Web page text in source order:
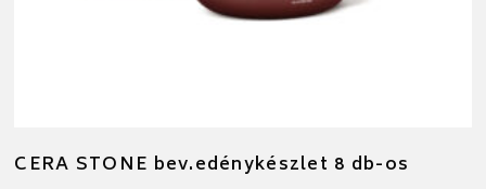
CERA STONE bev.edénykészlet 8 db-os